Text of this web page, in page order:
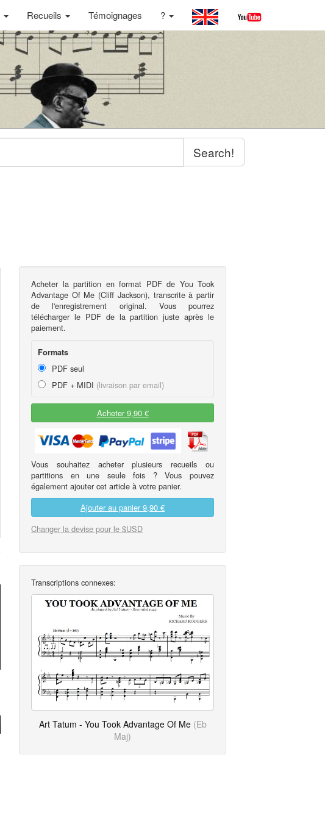
Recueils Témoignages ?
Search!
Acheter la partition en format PDF de You Took
Advantage Of Me (Cliff Jackson), transcrite à partir
de l'enregistrement original. Vous pourrez
télécharger le PDF de la partition juste après le
paiement.
Formats
PDF seul
PDF + MIDI (livraison par email)
Acheter 9,90 €
Vous souhaitez acheter plusieurs recueils ou
partitions en une seule fois ? Vous pouvez
également ajouter cet article à votre panier.
Ajouter au panier9,90 €
Changer la devise pour le $USD
Transcriptions connexes:
Art Tatum - You Took Advantage Of Me (Eb
Maj)